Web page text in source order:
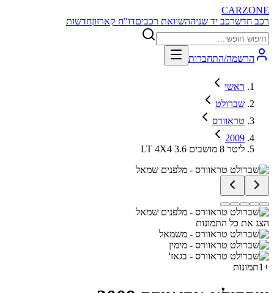
CARZONE
רכב חדשרכב יד שניההשוואת רכביםדו"ח קארזוןחדשות
הרשמה/התחברות
ראשי
שברולט
טראוורס
2009
LT 4X4 3.6 ליטר 8 מושבים
הצג את כל התמונות
+
1תמונות